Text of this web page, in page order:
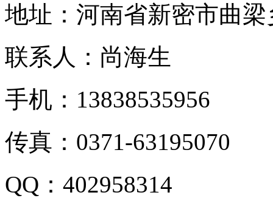
地址：河南省新密市曲
联系人：尚海生
手机：13838535956
传真：0371-63195070
QQ：402958314